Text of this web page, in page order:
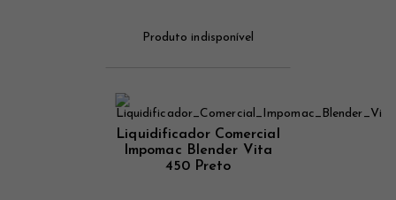
Produto indisponível
Liquidificador Comercial
Impomac Blender Vita
450 Preto